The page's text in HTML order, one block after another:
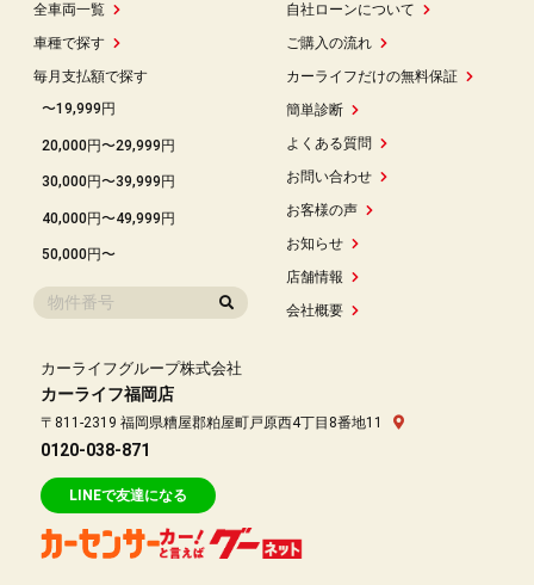
全車両一覧
車種で探す
毎月支払額で探す
〜19,999円
20,000円〜29,999円
30,000円〜39,999円
40,000円〜49,999円
50,000円〜
自社ローンについて
ご購入の流れ
カーライフだけの無料保証
簡単診断
よくある質問
お問い合わせ
お客様の声
お知らせ
店舗情報
会社概要
カーライフグループ株式会社
カーライフ福岡店
〒811-2319 福岡県糟屋郡粕屋町戸原西4丁目8番地11
0120-038-871
LINEで友達になる